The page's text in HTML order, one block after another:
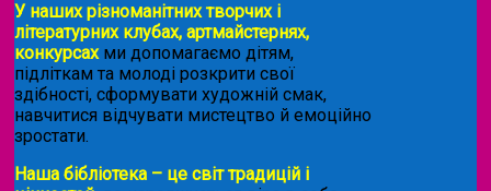
У наших різноманітних творчих і
літературних клубах, артмайстернях,
конкурсахми допомагаємо дітям,
підліткам та молоді розкрити свої
здібності, сформувати художній смак,
навчитися відчувати мистецтво й емоційно
зростати.
Наша бібліотека – це світ традицій і